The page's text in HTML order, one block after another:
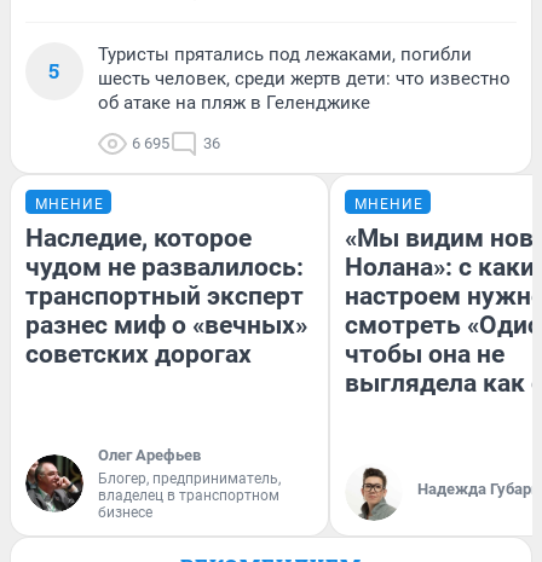
5
Туристы прятались под лежаками, погибли
шесть человек, среди жертв дети: что известно
об атаке на пляж в Геленджике
6 695 36
МНЕНИЕ
Наследие, которое
чудом не развалилось:
транспортный эксперт
разнес миф о «вечных»
советских дорогах
Олег Арефьев
Блогер, предприниматель,
владелец в транспортном
бизнесе
МНЕНИЕ
«Мы видим
Нолана»: с
настроем
смотреть
чтобы она не
выглядела как
Надежда Губарь